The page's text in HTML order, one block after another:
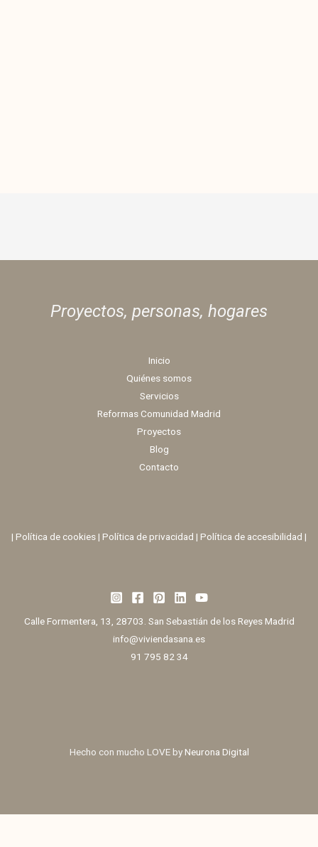
Proyectos, personas, hogares
Inicio
Quiénes somos
Servicios
Reformas Comunidad Madrid
Proyectos
Blog
Contacto
| Política de cookies| Política de privacidad | Política de accesibilidad |
Calle Formentera, 13, 28703. San Sebastián de los Reyes Madrid
info@viviendasana.es
91 795 82 34
Hecho con mucho LOVE byNeurona Digital